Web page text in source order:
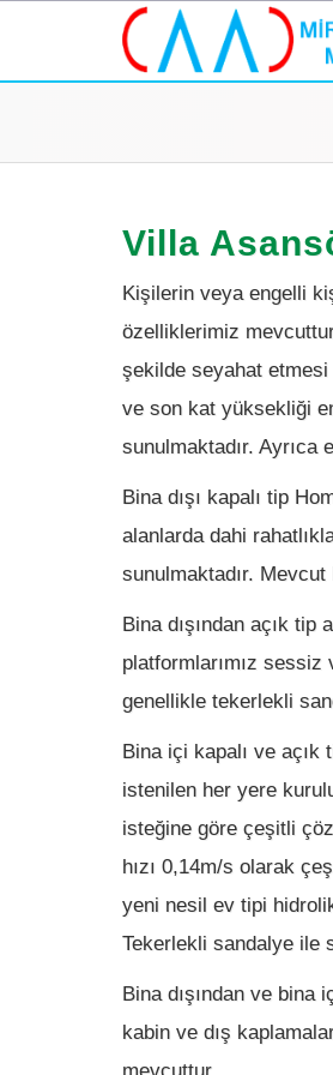
Villa
Kişilerin veya engelli
özelliklerimiz
şekilde seyahat etmesi
ve son kat yüksekliği
sunulmaktadır. Ayrıca
Bina dışı kapalı tip
alanlarda dahi
sunulmaktadır.
Bina dışından açık
platformlarımız
genellikle tekerlekli
Bina içi kapalı ve
istenilen her yere
isteğine göre çeşitli
hızı 0,14m/s olarak
yeni nesil ev tipi
Tekerlekli sandalye ile
Bina dışından ve
kabin ve dış